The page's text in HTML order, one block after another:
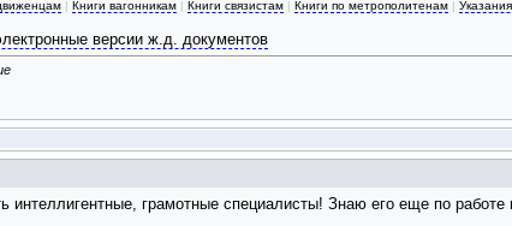
| Книги вагонникам | Книги связистам | Книги по метрополитенам |
версии ж.д. документов
грамотные специалисты! Знаю его еще по работе